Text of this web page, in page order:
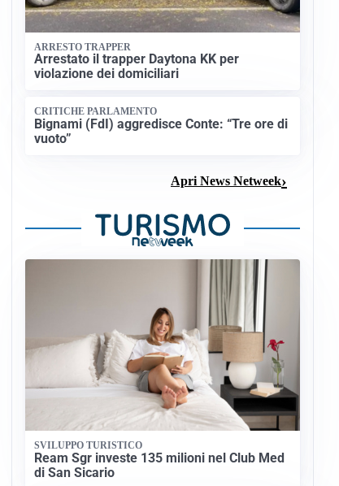
ARRESTO TRAPPER
Arrestato il trapper Daytona KK per
violazione dei domiciliari
CRITICHE PARLAMENTO
Bignami (FdI) aggredisce Conte: “Tre ore di
vuoto”
Apri News Netweek
SVILUPPO TURISTICO
Ream Sgr investe 135 milioni nel Club Med
di San Sicario